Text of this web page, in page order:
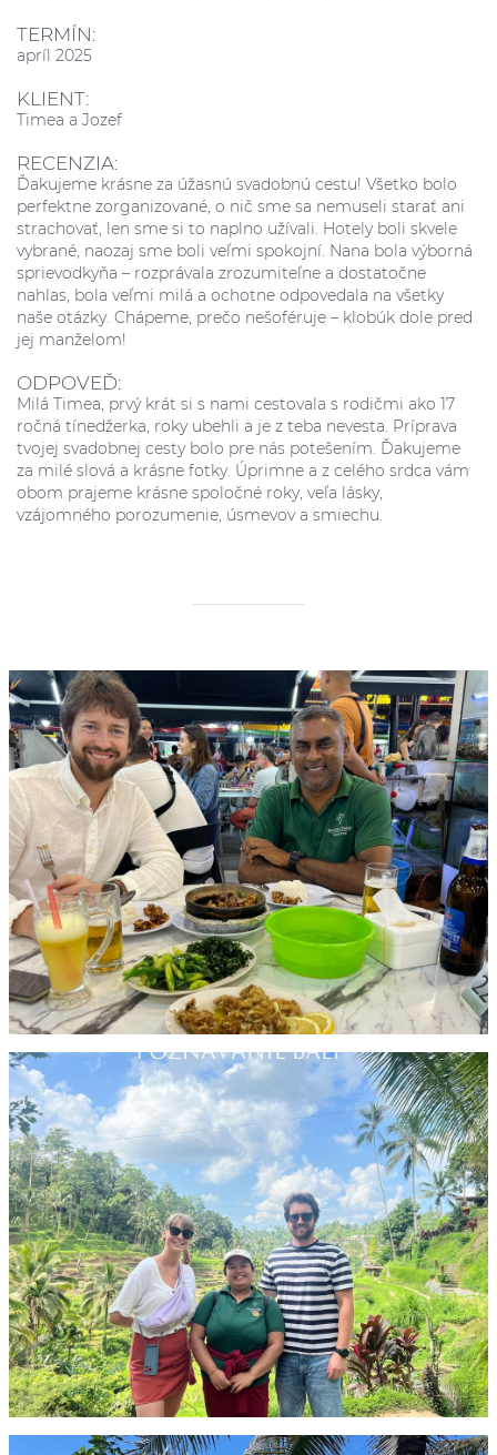
TERMÍN:
apríl 2025
KLIENT:
Timea a Jozef
RECENZIA:
Ďakujeme krásne za úžasnú svadobnú cestu! Všetko bolo
perfektne zorganizované, o nič sme sa nemuseli starať ani
strachovať, len sme si to naplno užívali. Hotely boli skvele
vybrané, naozaj sme boli veľmi spokojní. Nana bola výborná
sprievodkyňa – rozprávala zrozumiteľne a dostatočne
nahlas, bola veľmi milá a ochotne odpovedala na všetky
naše otázky. Chápeme, prečo nešoféruje – klobúk dole pred
jej manželom!
ODPOVEĎ:
Milá Timea, prvý krát si s nami cestovala s rodičmi ako 17
ročná tínedžerka, roky ubehli a je z teba nevesta. Príprava
tvojej svadobnej cesty bolo pre nás potešením. Ďakujeme
za milé slová a krásne fotky. Úprimne a z celého srdca vám
obom prajeme krásne spoločné roky, veľa lásky,
vzájomného porozumenie, úsmevov a smiechu.